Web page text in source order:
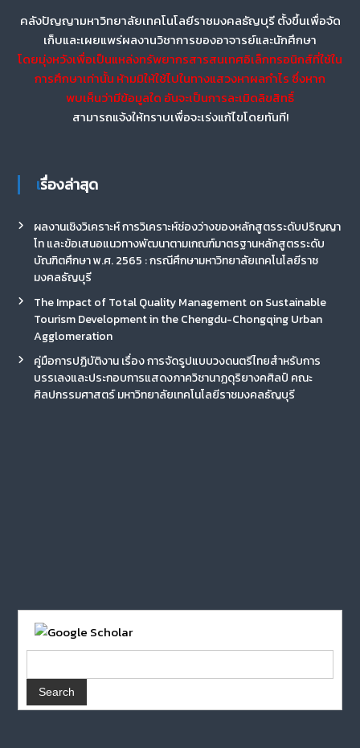
คลังปัญญามหาวิทยาลัยเทคโนโลยีราชมงคลธัญบุรี ตั้งขึ้นเพื่อจัด
เก็บและเผยแพร่ผลงานวิชาการของอาจารย์และนักศึกษา
โดยมุ่งหวังเพื่อเป็นแหล่งทรัพยากรสารสนเทศอิเล็กทรอนิกส์ที่ใช้ใน
การศึกษาเท่านั้น ห้ามมิให้ใช้ไปในทางแสวงหาผลกำไร ซึ่งหาก
พบเห็นว่ามีข้อมูลใด อันจะเป็นการละเมิดลิขสิทธิ์
สามารถแจ้งให้ทราบเพื่อจะเร่งแก้ไขโดยทันที!
เรื่องล่าสุด
ผลงานเชิงวิเคราะห์ การวิเคราะห์ช่องว่างของหลักสูตรระดับปริญญา
โท และข้อเสนอแนวทางพัฒนาตามเกณฑ์มาตรฐานหลักสูตรระดับ
บัณฑิตศึกษา พ.ศ. 2565 : กรณีศึกษามหาวิทยาลัยเทคโนโลยีราช
มงคลธัญบุรี
The Impact of Total Quality Management on Sustainable
Tourism Development in the Chengdu-Chongqing Urban
Agglomeration
คู่มือการปฏิบัติงาน เรื่อง การจัดรูปแบบวงดนตรีไทยสำหรับการ
บรรเลงและประกอบการแสดงภาควิชานาฏดุริยางคศิลป์ คณะ
ศิลปกรรมศาสตร์ มหาวิทยาลัยเทคโนโลยีราชมงคลธัญบุรี